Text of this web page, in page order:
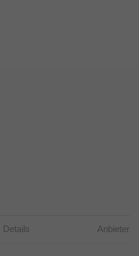
Details Anbieter